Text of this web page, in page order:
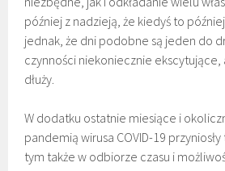
później z nadzieją, że kiedyś to
jednak, że dni podobne są jeden do
czynności niekoniecznie ekscytujące,
dłuży.
W dodatku ostatnie miesiące i
pandemią wirusa COVID-19
tym także w odbiorze czasu i